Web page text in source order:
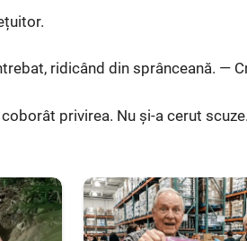
ridicând din sprânceană. —
privirea. Nu și-a cerut scuze.